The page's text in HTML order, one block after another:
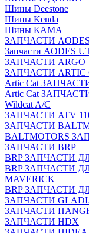
Шины Deestone
Шины Kenda
Шины КАМА
ЗАПЧАСТИ AODES
Запчасти AODES
ЗАПЧАСТИ ARGO
ЗАПЧАСТИ ARTIC
Artic Cat
Artic Cat
Wildcat A/C
ЗАПЧАСТИ ATV
ЗАПЧАСТИ
BALTMOTORS
ЗАПЧАСТИ BRP
BRP ЗАПЧАСТИ
BRP ЗАПЧАСТИ
MAVERICK
BRP ЗАПЧАСТИ
ЗАПЧАСТИ
ЗАПЧАСТИ
ЗАПЧАСТИ HDX